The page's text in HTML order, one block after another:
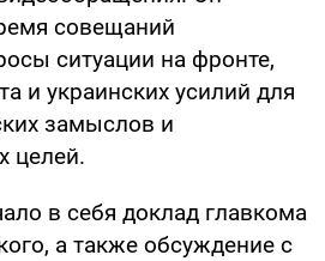
совещаний
ситуации на фронте,
и украинских усилий для
замыслов и
целей.
в себя доклад главкома
а также обсуждение с